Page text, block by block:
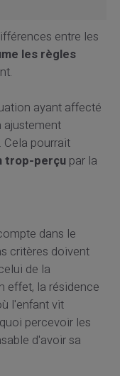
entre les
les règles
ayant affecté
pourrait
trop-perçupar la
dans le
critères doivent
de la
effet, la résidence
l'enfant vit
percevoir les
d'avoir sa